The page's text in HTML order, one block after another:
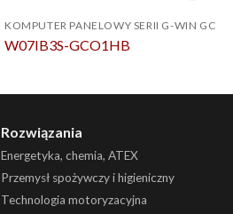
KOMPUTER PANELOWY SERII G-WIN GC
W07IB3S-GCO1HB
Rozwiązania
Energetyka, chemia, ATEX
Przemysł spożywczy i higieniczny
Technologia motoryzacyjna